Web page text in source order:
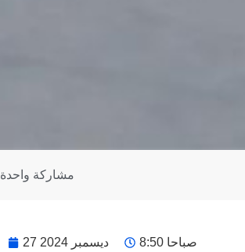
مشاركة واحدة